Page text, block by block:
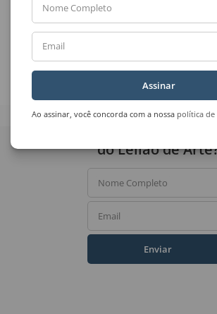
H. Motta
Casa Flor
Uberto
Sem
Nome Completo
Email
Assinar
Ao assinar, você concorda com a nossa política
do Leilão de
Nome Completo
Email
Enviar